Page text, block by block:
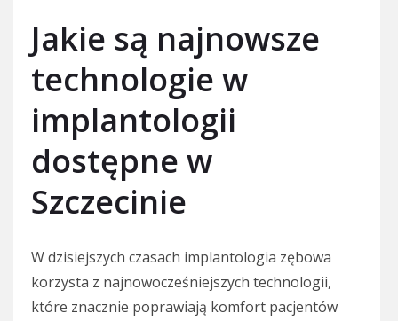
Jakie są najnowsze
technologie w
implantologii
dostępne w
Szczecinie
W dzisiejszych czasach implantologia zębowa
korzysta z najnowocześniejszych technologii,
które znacznie poprawiają komfort pacjentów